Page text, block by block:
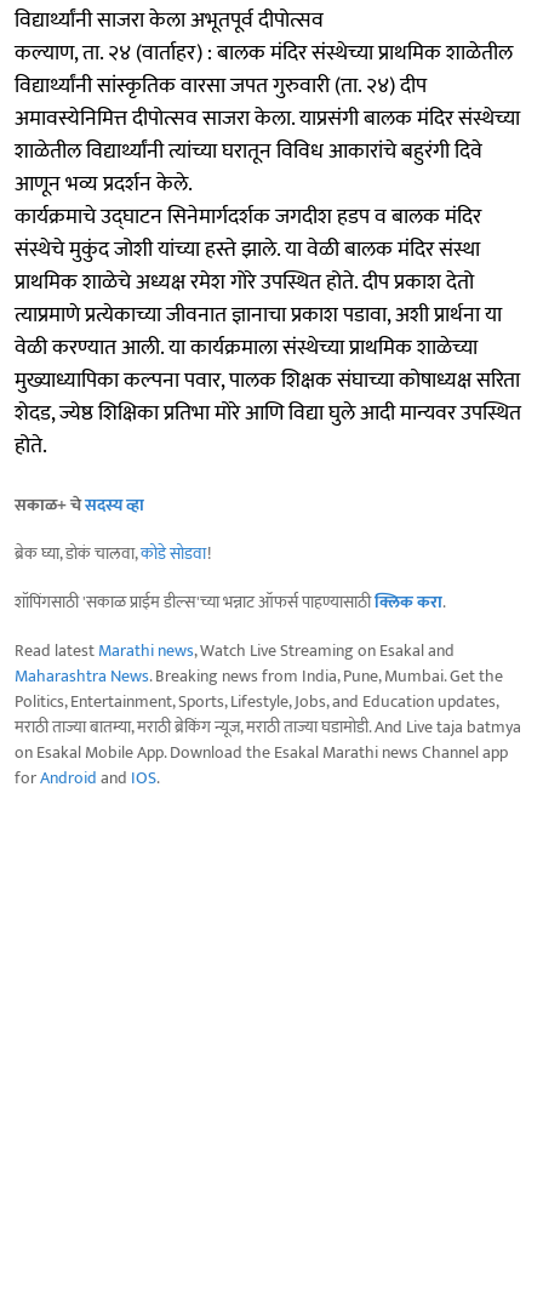
विद्यार्थ्यांनी साजरा केला अभूतपूर्व दीपोत्सव
कल्याण, ता. २४ (वार्ताहर) : बालक मंदिर संस्थेच्या प्राथमिक शाळेतील
विद्यार्थ्यांनी सांस्कृतिक वारसा जपत गुरुवारी (ता. २४) दीप
अमावस्येनिमित्त दीपोत्सव साजरा केला. याप्रसंगी बालक मंदिर संस्थेच्या
शाळेतील विद्यार्थ्यांनी त्यांच्या घरातून विविध आकारांचे बहुरंगी दिवे
आणून भव्य प्रदर्शन केले.
कार्यक्रमाचे उद्‍घाटन सिनेमार्गदर्शक जगदीश हडप व बालक मंदिर
संस्थेचे मुकुंद जोशी यांच्या हस्ते झाले. या वेळी बालक मंदिर संस्था
प्राथमिक शाळेचे अध्यक्ष रमेश गोरे उपस्थित होते. दीप प्रकाश देतो
त्याप्रमाणे प्रत्येकाच्या जीवनात ज्ञानाचा प्रकाश पडावा, अशी प्रार्थना या
वेळी करण्यात आली. या कार्यक्रमाला संस्थेच्या प्राथमिक शाळेच्या
मुख्याध्यापिका कल्पना पवार, पालक शिक्षक संघाच्या कोषाध्यक्ष सरिता
शेदड, ज्येष्ठ शिक्षिका प्रतिभा मोरे आणि विद्या घुले आदी मान्यवर उपस्थित
होते.
सकाळ+ चेसदस्य व्हा
ब्रेक घ्या, डोकं चालवा,कोडे सोडवा!
शॉपिंगसाठी 'सकाळ प्राईम डील्स'च्या भन्नाट ऑफर्स पाहण्यासाठीक्लिक करा.
Read latestMarathi news, Watch Live Streaming on Esakal and
Maharashtra News. Breaking news from India, Pune, Mumbai. Get the
Politics, Entertainment, Sports, Lifestyle, Jobs, and Education updates,
मराठी ताज्या बातम्या, मराठी ब्रेकिंग न्यूज, मराठी ताज्या घडामोडी. And Live taja batmya
on Esakal Mobile App. Download the Esakal Marathi news Channel app
forAndroidand IOS.